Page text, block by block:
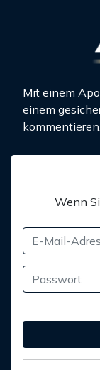
Mit einem
einem
kommentieren.
Wenn